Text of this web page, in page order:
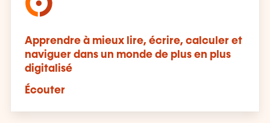
Apprendre à mieux lire, écrire, calculer et
naviguer dans un monde de plus en plus
digitalisé
Écouter